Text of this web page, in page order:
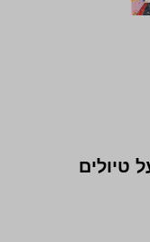
טיולים